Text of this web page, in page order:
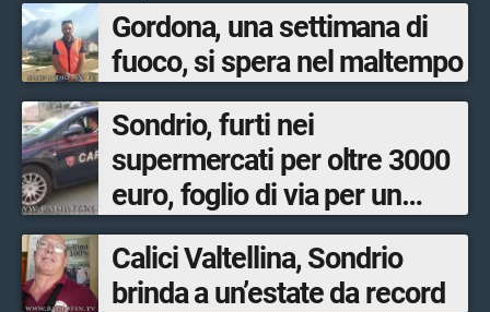
Gordona, una settimana di
fuoco, si spera nel maltempo
Sondrio, furti nei
supermercati per oltre 3000
euro, foglio di via per un
ventinovenne
Calici Valtellina, Sondrio
brinda a un’estate da record